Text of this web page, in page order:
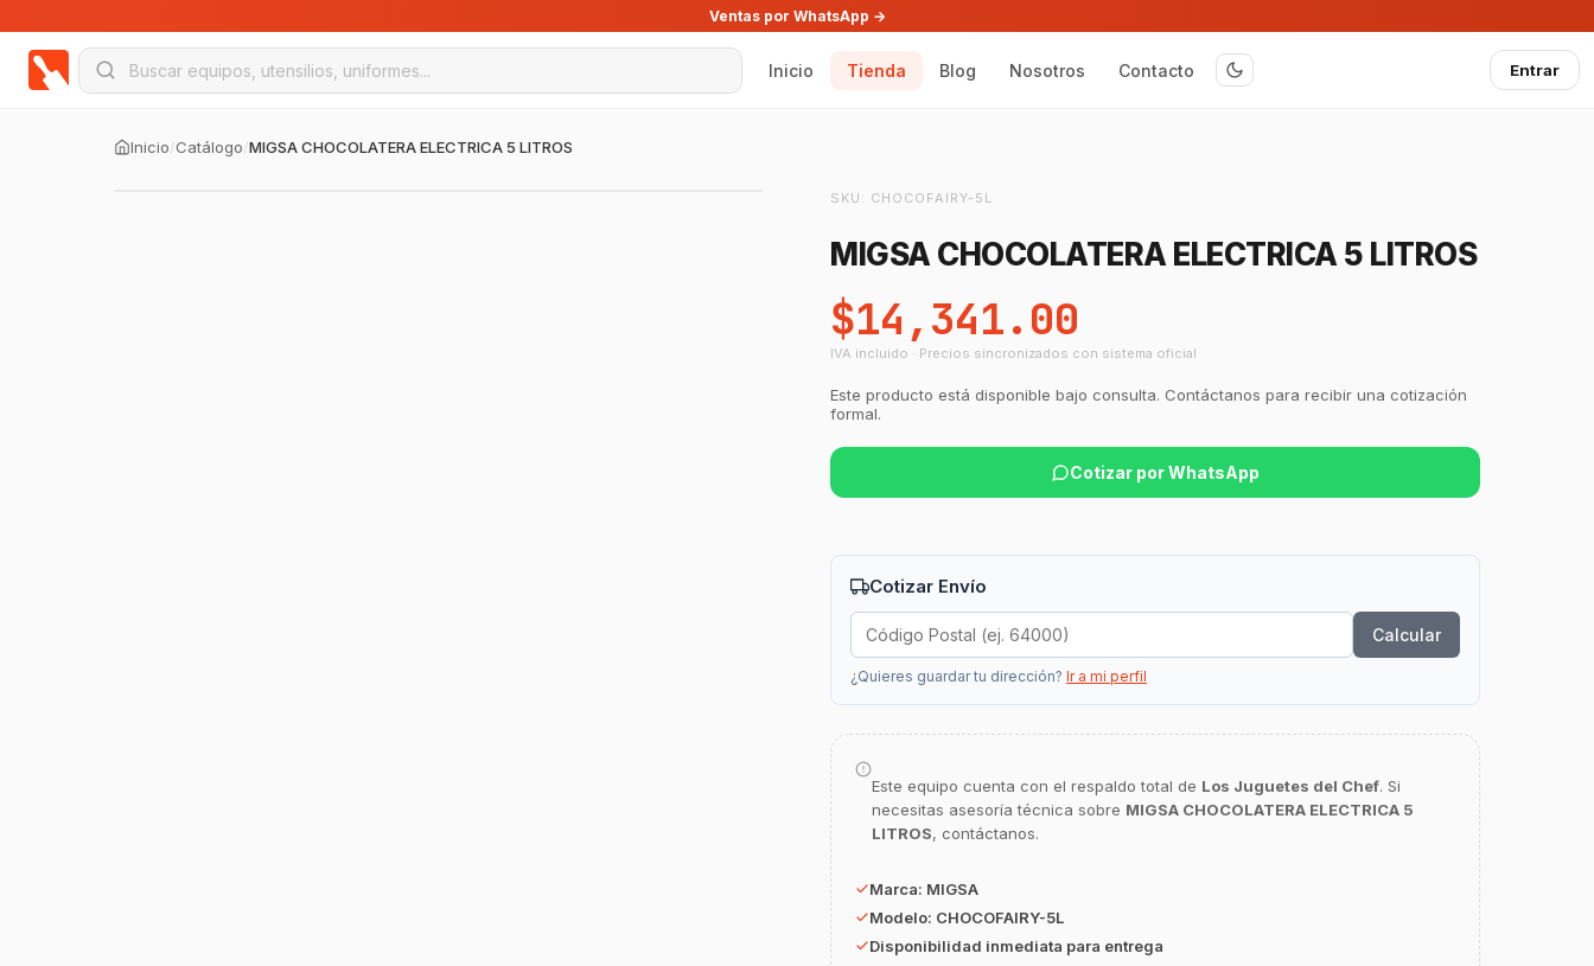
Ventas por WhatsApp →
Inicio Tienda Blog Nosotros Contacto Entrar
Inicio/Catálogo/MIGSA CHOCOLATERA ELECTRICA 5 LITROS
SKU: CHOCOFAIRY-5L
MIGSA CHOCOLATERA ELECTRICA 5 LITROS
$14,341.00
IVA incluido · Precios sincronizados con sistema oficial
Este producto está disponible bajo consulta. Contáctanos para recibir una cotización
formal.
Cotizar por WhatsApp
Cotizar Envío
Calcular
¿Quieres guardar tu dirección? Ir a mi perfil
Este equipo cuenta con el respaldo total de Los Juguetes del Chef. Si
necesitas asesoría técnica sobre MIGSA CHOCOLATERA ELECTRICA 5
LITROS, contáctanos.
Marca: MIGSA
Modelo: CHOCOFAIRY-5L
Disponibilidad inmediata para entrega